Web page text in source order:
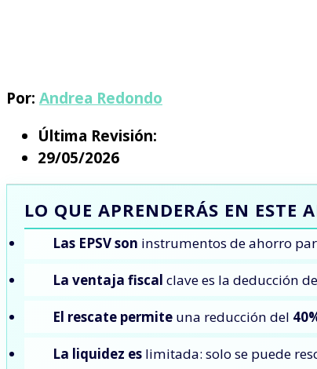
Por: Andrea Redondo
Última Revisión:
29/05/2026
LO QUE APRENDERÁS EN ESTE
Las EPSV son instrumentos de ahorro
La ventaja fiscal clave es la deducción
El rescate permite una reducción del
La liquidez es limitada: solo se puede